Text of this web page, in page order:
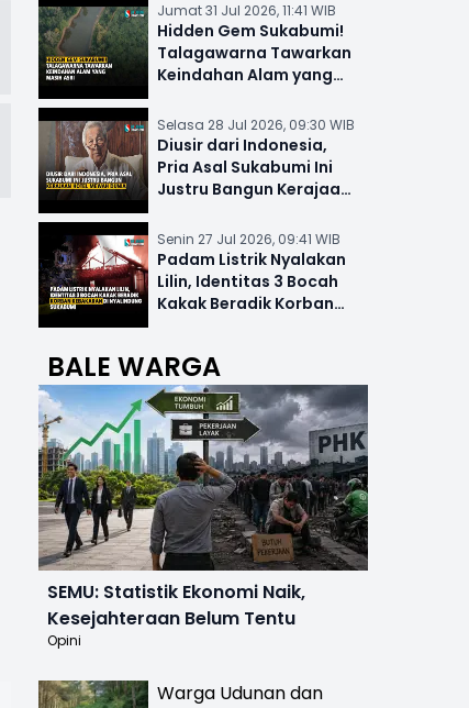
Jumat 31 Jul 2026, 11:41 WIB
Hidden Gem Sukabumi!
Talagawarna Tawarkan
Keindahan Alam yang
Selasa 28 Jul 2026, 09:30 WIB
Diusir dari Indonesia,
Pria Asal Sukabumi Ini
Justru Bangun Kerajaan
Senin 27 Jul 2026, 09:41 WIB
Padam Listrik Nyalakan
Lilin, Identitas 3 Bocah
Kakak Beradik Korban
BALE WARGA
SEMU: Statistik Ekonomi Naik,
Kesejahteraan Belum Tentu
Opini
Warga Udunan dan